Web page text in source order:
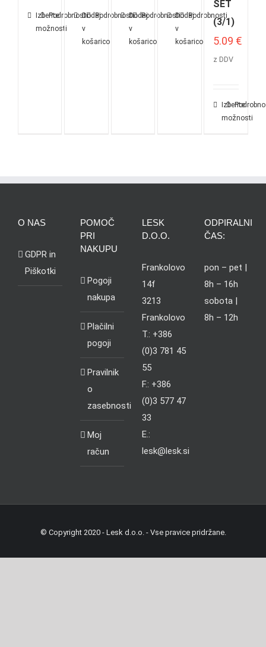
Izberite
možnosti
PodrobnostiDodaj
v
košarico
PodrobnostiDodaj
v
košarico
PodrobnostiDodaj
v
košarico
Podrobnosti
SET
(3/1)
5.09 €
z DDV
Izberite
možnosti
O NAS
GDPR in
Piškotki
POMOČ
PRI
NAKUPU
Pogoji
nakupa
Plačilni
pogoji
Pravilnik
o
zasebnosti
Moj
račun
LESK
D.O.O.
Frankolovo
14f
3213
Frankolovo
T.: +386
(0)3 781 45
55
F.: +386
(0)3 577 47
33
E.:
lesk@lesk.si
ODPIRALNI
ČAS:
pon – pet |
8h – 16h
sobota |
8h – 12h
© Copyright 2020 - Lesk d.o.o. - Vse pravice pridržane.